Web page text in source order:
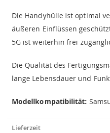
Die Handyhülle ist optimal
äußeren Einflüssen
5G ist weiterhin frei
Die Qualität des
lange Lebensdauer und
Modellkompatibilität:
Lieferzeit